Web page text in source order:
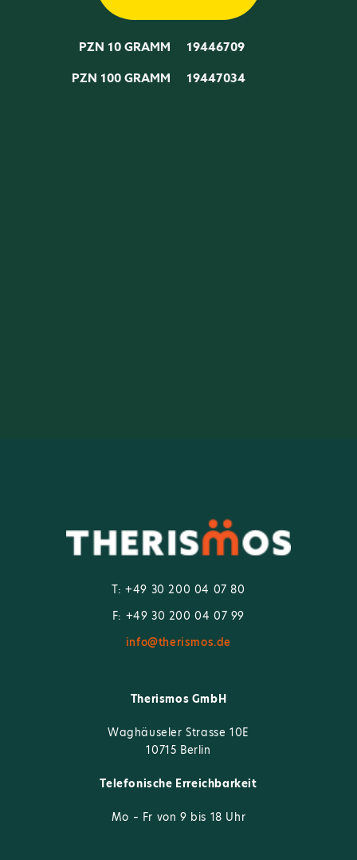
PZN 10 GRAMM
PZN 100 GRAMM
19446709
19447034
T: +49 30 200 04 07 80
F: +49 30 200 04 07 99
info@therismos.de
Therismos GmbH
Waghäuseler Strasse 10E
10715 Berlin
Telefonische Erreichbarkeit
Mo – Fr von 9 bis 18 Uhr